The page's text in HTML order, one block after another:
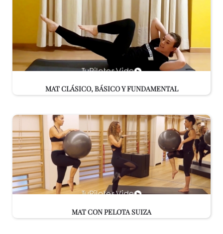
MAT CLÁSICO, BÁSICO Y FUNDAMENTAL
MAT CON PELOTA SUIZA